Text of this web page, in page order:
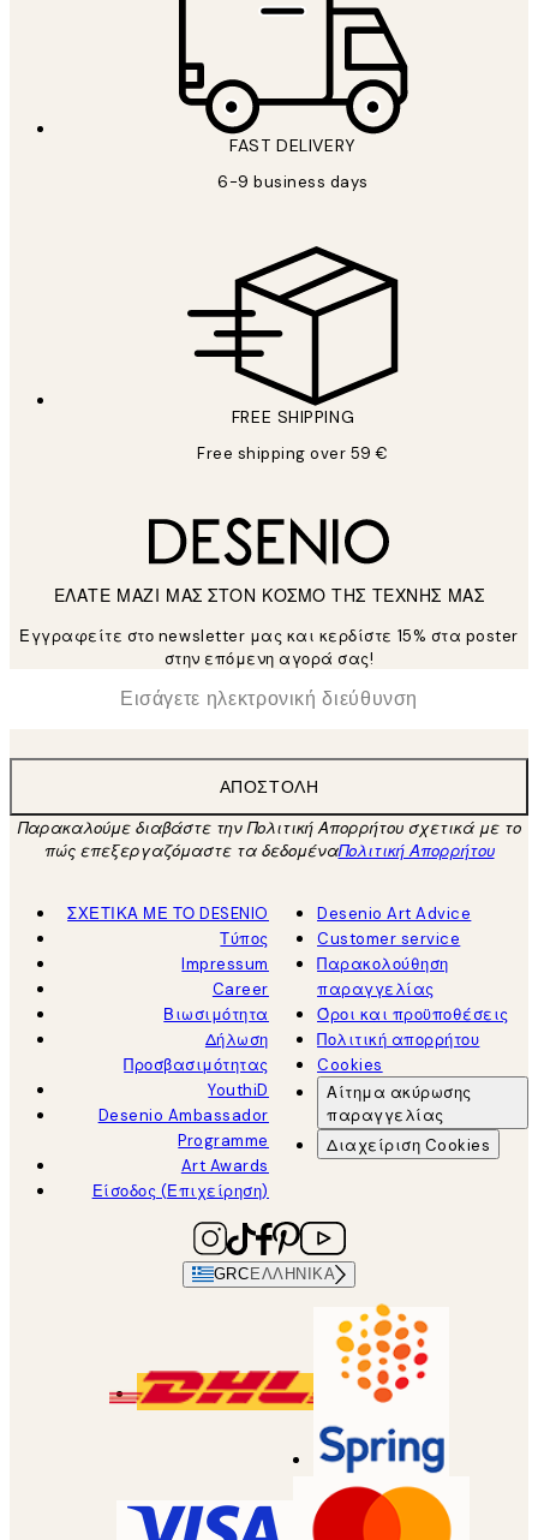
FAST DELIVERY
6-9 business days
FREE SHIPPING
Free shipping over 59 €
ΕΛΑΤΕ ΜΑΖΙ ΜΑΣ ΣΤΟΝ ΚΟΣΜΟ ΤΗΣ ΤΕΧΝΗΣ ΜΑΣ
Εγγραφείτε στο newsletter μας και κερδίστε 15% στα poster
στην επόμενη αγορά σας!
Ηλεκτρονική Διεύθυνση
ΑΠΟΣΤΟΛΉ
Παρακαλούμε διαβάστε την Πολιτική Απορρήτου σχετικά με το
πώς επεξεργαζόμαστε τα δεδομέναΠολιτική Απορρήτου
ΣΧΕΤΙΚΑ ΜΕ ΤΟ DESENIO
Τύπος
Impressum
Career
Βιωσιμότητα
Δήλωση
Προσβασιμότητας
YouthiD
Desenio Ambassador
Programme
Art Awards
Είσοδος (Επιχείρηση)
Desenio Art Advice
Customer service
Παρακολούθηση
παραγγελίας
Όροι και προϋποθέσεις
Πολιτική απορρήτου
Cookies
Αίτημα ακύρωσης
παραγγελίας
Διαχείριση Cookies
GRC ΕΛΛΗΝΙΚΆ